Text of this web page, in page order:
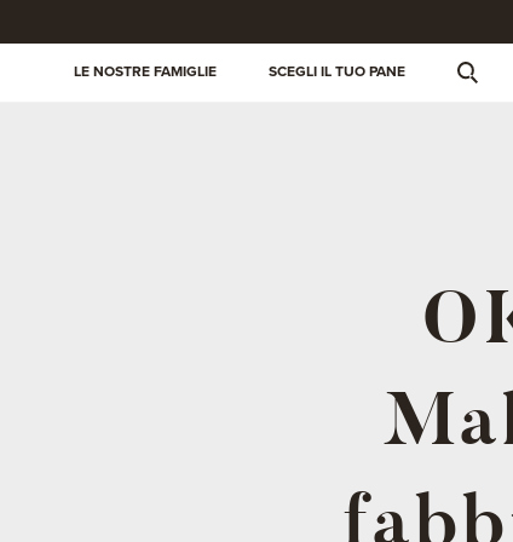
LE NOSTRE FAMIGLIE SCEGLI IL TUO PANE